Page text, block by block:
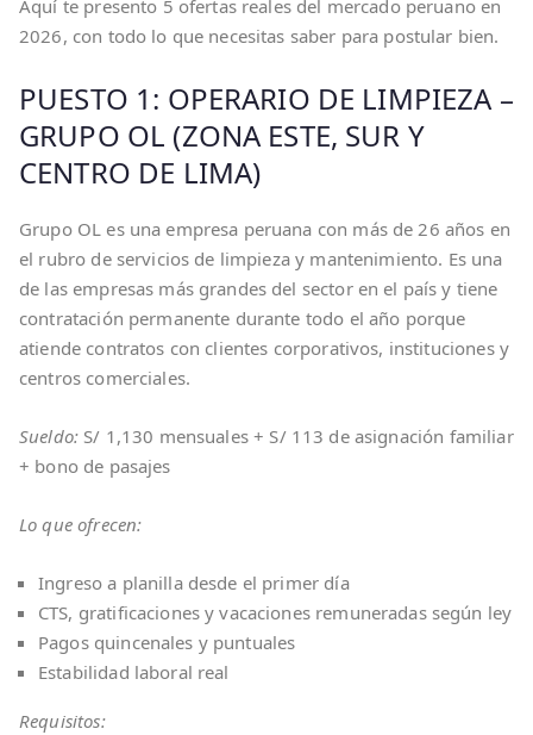
Aquí te presento 5 ofertas reales del mercado peruano en
2026, con todo lo que necesitas saber para postular bien.
PUESTO 1: OPERARIO DE LIMPIEZA –
GRUPO OL (ZONA ESTE, SUR Y
CENTRO DE LIMA)
Grupo OL es una empresa peruana con más de 26 años en
el rubro de servicios de limpieza y mantenimiento. Es una
de las empresas más grandes del sector en el país y tiene
contratación permanente durante todo el año porque
atiende contratos con clientes corporativos, instituciones y
centros comerciales.
Sueldo: S/ 1,130 mensuales + S/ 113 de asignación familiar
+ bono de pasajes
Lo que ofrecen:
Ingreso a planilla desde el primer día
CTS, gratificaciones y vacaciones remuneradas según ley
Pagos quincenales y puntuales
Estabilidad laboral real
Requisitos: